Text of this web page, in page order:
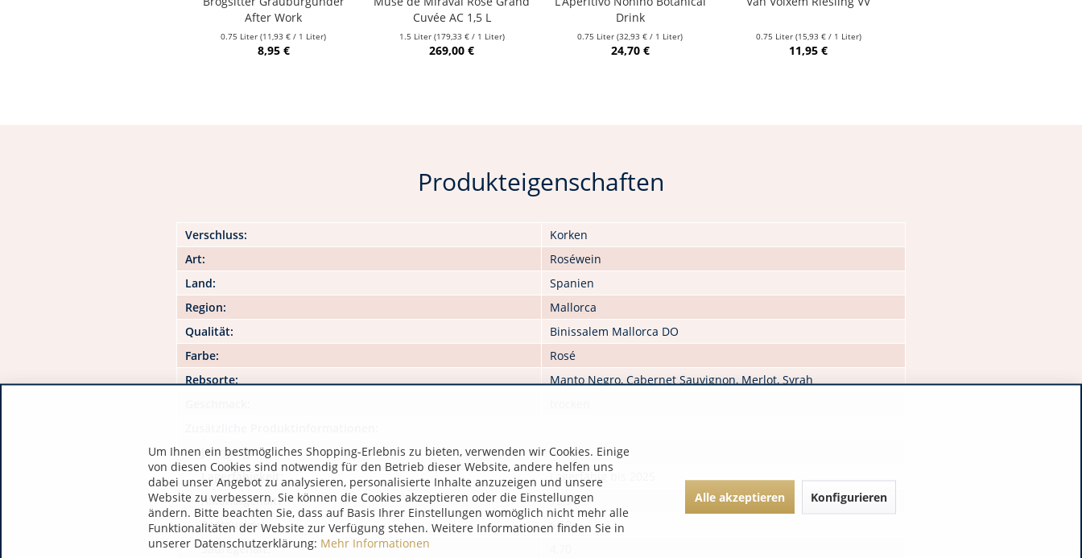
After Work
0.75 Liter(11,93 € / 1 Liter)
8,95 €
Cuvée AC 1,5 L
1.5 Liter (179,33 € / 1 Liter)
269,00 €
Drink
0.75 Liter(32,93 € / 1 Liter)
24,70 €
0.75 Liter (15,93 € / 1 Liter)
11,95 €
Produkteigenschaften
Verschluss:
Korken
Art:
Roséwein
Land:
Spanien
Region:
Mallorca
Qualität:
Binissalem Mallorca DO
Farbe:
Rosé
Rebsorte:
Manto Negro, Cabernet Sauvignon, Merlot, Syrah
Jahrgang:
2025
Lagerfähigkeit:
Lagerfähig bis 2025
Alkoholgehalt:
13,50
Restzucker:
6,50
Säuregehalt:
Um Ihnen ein bestmögliches Shopping-Erlebnis zu bieten, verwenden wir Cookies. Einige
von diesen Cookies sind notwendig für den Betrieb dieser Website, andere helfen uns
dabei unser Angebot zu analysieren, personalisierte Inhalte anzuzeigen und unsere
Website zu verbessern. Sie können die Cookies akzeptieren oder die Einstellungen
ändern. Bitte beachten Sie, dass auf Basis Ihrer Einstellungen womöglich nicht mehr alle
Funktionalitäten der Website zur Verfügung stehen. Weitere Informationen finden Sie in
unserer Datenschutzerklärung: Mehr Informationen
Alle akzeptieren Konfigurieren